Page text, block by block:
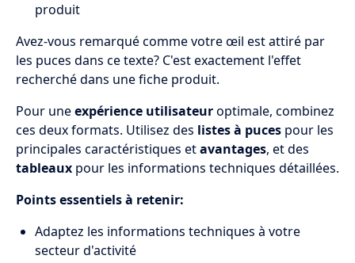
produit
Avez-vous remarqué comme votre œil est attiré par
les puces dans ce texte? C'est exactement l'effet
recherché dans une fiche produit.
Pour uneexpérience utilisateuroptimale, combinez
ces deux formats. Utilisez des listes à puces pour les
principales caractéristiques etavantages, et des
tableaux pour les informations techniques détaillées.
Points essentiels à retenir:
Adaptez les informations techniques à votre
secteur d'activité